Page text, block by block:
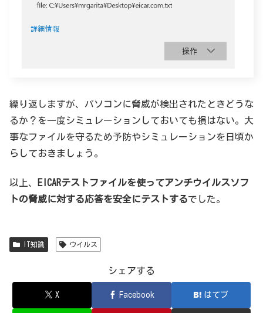
繰り返しますが、パソコンに脅威が検出されたときどうな
るか？を一度シミュレーションしておいても損はない。大
事なファイルを守るため予防やシミュレーションを日頃か
らしておきましょう。
以上、
EICARテストファイルを使ってアンチウイルスソフ
トの脅威に対する応答を安全にテストするでした。
IT知識 ウイルス
シェアする
X Facebook はてブ